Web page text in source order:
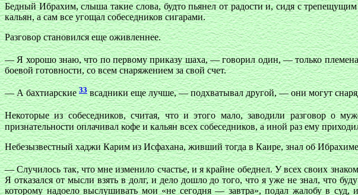
Бедный Ибрахим, слыша такие слова, будто пьянел от радости и, сидя с
кальян, а сам все угощал собеседников сигарами.
Разговор становился еще оживленнее.
— Я хорошо знаю, что по первому приказу шаха, — говорил один, — только
боевой готовности, со всем снаряжением за свой счет.
— А бахтиарские33всадники еще лучше, — подхватывал другой, — они могут
Некоторые из собеседников, считая, что и этого мало, заводили разговор о
признательности оплачивал кофе и кальян всех собеседников, а иной раз ему
Небезызвестный хаджи Карим из Исфахана, живший тогда в Каире, знал об Ибрахиме
— Случилось так, что мне изменило счастье, и я крайне обеднел. У всех своих
Я отказался от мысли взять в долг, и дело дошло до того, что я уже не знал, что
которому надоело выслушивать мои «не сегодня — завтра», подал жалобу в суд,